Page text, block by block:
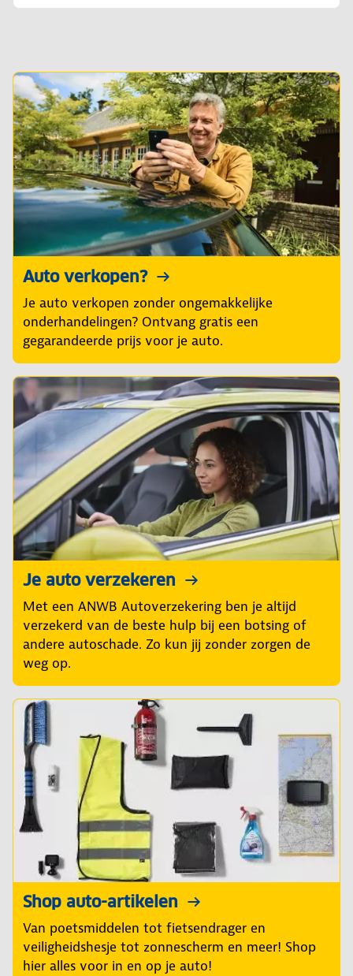
Auto verkopen?
Je auto verkopen zonder ongemakkelijke
onderhandelingen? Ontvang gratis een
gegarandeerde prijs voor je auto.
Je auto verzekeren
Met een ANWB Autoverzekering ben je altijd
verzekerd van de beste hulp bij een botsing of
andere autoschade. Zo kun jij zonder zorgen de
weg op.
Shop auto-artikelen
Van poetsmiddelen tot fietsendrager en
veiligheidshesje tot zonnescherm en meer! Shop
hier alles voor in en op je auto!